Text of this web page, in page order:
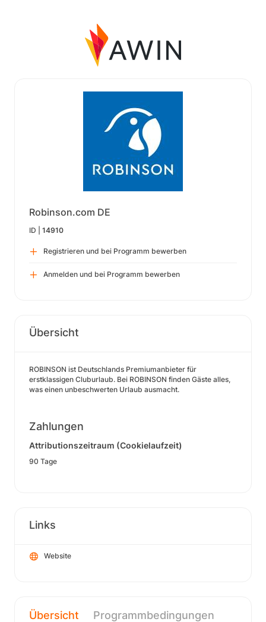
Robinson.com DE
ID | 14910
Registrieren und bei Programm bewerben
Anmelden und bei Programm bewerben
Übersicht
ROBINSON ist Deutschlands Premiumanbieter für
erstklassigen Cluburlaub. Bei ROBINSON finden Gäste alles,
was einen unbeschwerten Urlaub ausmacht.
Zahlungen
Attributionszeitraum (Cookielaufzeit)
90 Tage
Links
Website
Übersicht Programmbedingungen